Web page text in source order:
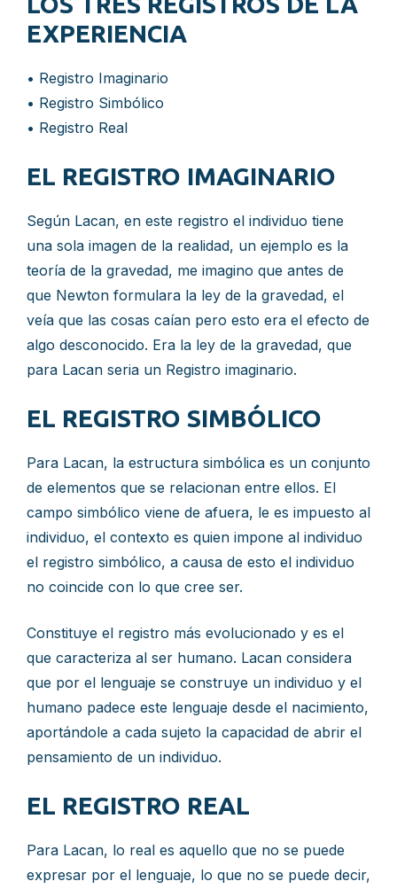
EXPERIENCIA
• Registro Imaginario
• Registro Simbólico
• Registro Real
EL REGISTRO IMAGINARIO
Según Lacan, en este registro el individuo tiene
una sola imagen de la realidad, un ejemplo es la
teoría de la gravedad, me imagino que antes de
que Newton formulara la ley de la gravedad, el
veía que las cosas caían pero esto era el efecto de
algo desconocido. Era la ley de la gravedad, que
para Lacan seria un Registro imaginario.
EL REGISTRO SIMBÓLICO
Para Lacan, la estructura simbólica es un conjunto
de elementos que se relacionan entre ellos. El
campo simbólico viene de afuera, le es impuesto al
individuo, el contexto es quien impone al individuo
el registro simbólico, a causa de esto el individuo
no coincide con lo que cree ser.
Constituye el registro más evolucionado y es el
que caracteriza al ser humano. Lacan considera
que por el lenguaje se construye un individuo y el
humano padece este lenguaje desde el nacimiento,
aportándole a cada sujeto la capacidad de abrir el
pensamiento de un individuo.
EL REGISTRO REAL
Para Lacan, lo real es aquello que no se puede
expresar por el lenguaje, lo que no se puede decir,